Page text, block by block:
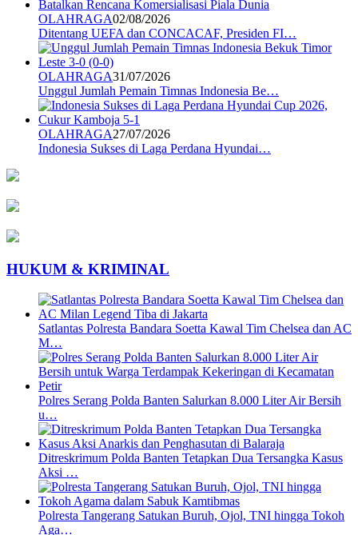
OLAHRAGA02/08/2026
Ditentang UEFA dan CONCACAF, Presiden FI…
OLAHRAGA31/07/2026
Unggul Jumlah Pemain Timnas Indonesia Be…
OLAHRAGA27/07/2026
Indonesia Sukses di Laga Perdana Hyundai…
HUKUM & KRIMINAL
Satlantas Polresta Bandara Soetta Kawal Tim Chelsea dan AC
M…
Polres Serang Polda Banten Salurkan 8.000 Liter Air Bersih
u…
Ditreskrimum Polda Banten Tetapkan Dua Tersangka Kasus
Aksi …
Polresta Tangerang Satukan Buruh, Ojol, TNI hingga Tokoh
Aga…